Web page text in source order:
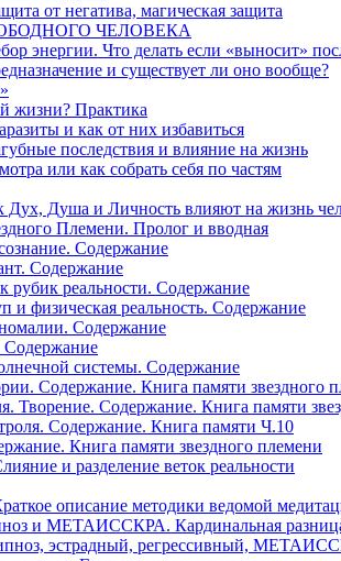
от негатива, магическая защита
ЧЕЛОВЕКА
энергии. Что делать если «выносит»
и существует ли оно вообще?
жизни? Практика
и как от них избавиться
последствия и влияние на жизнь
или как собрать себя по частям
Дух, Душа и Личность влияют на жизнь
Племени. Пролог и вводная
Содержание
Содержание
рубик реальности. Содержание
и физическая реальность. Содержание
Содержание
Содержание
системы. Содержание
Содержание. Книга памяти звездного
Творение. Содержание. Книга памяти
Содержание. Книга памяти Ч.10
Книга памяти звездного племени
и разделение веток реальности
описание методики ведомой
и МЕТАИССКРА. Кардинальная
эстрадный, регрессивный,